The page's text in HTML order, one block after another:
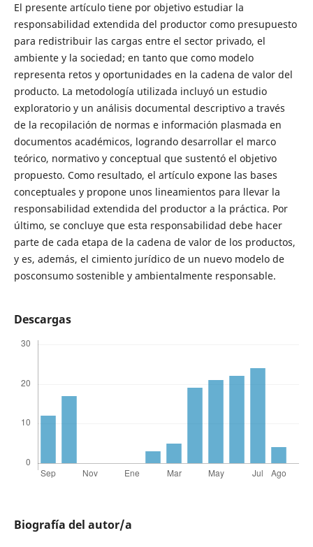
El presente artículo tiene por objetivo estudiar la
responsabilidad extendida del productor como presupuesto
para redistribuir las cargas entre el sector privado, el
ambiente y la sociedad; en tanto que como modelo
representa retos y oportunidades en la cadena de valor del
producto. La metodología utilizada incluyó un estudio
exploratorio y un análisis documental descriptivo a través
de la recopilación de normas e información plasmada en
documentos académicos, logrando desarrollar el marco
teórico, normativo y conceptual que sustentó el objetivo
propuesto. Como resultado, el artículo expone las bases
conceptuales y propone unos lineamientos para llevar la
responsabilidad extendida del productor a la práctica. Por
último, se concluye que esta responsabilidad debe hacer
parte de cada etapa de la cadena de valor de los productos,
y es, además, el cimiento jurídico de un nuevo modelo de
posconsumo sostenible y ambientalmente responsable.
Descargas
Biografía del autor/a